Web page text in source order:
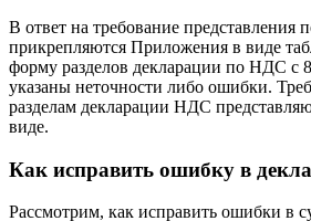
В ответ на требование
прикрепляются Приложения в виде
форму разделов декларации по НДС с
указаны неточности либо ошибки.
разделам декларации НДС
виде.
Как исправить ошибку в
Рассмотрим, как исправить ошибки в